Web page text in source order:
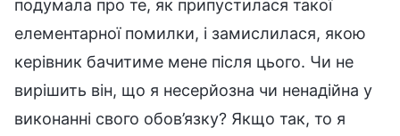
подумала про те, як припустилася такої
елементарної помилки, і замислилася, якою
керівник бачитиме мене після цього. Чи не
вирішить він, що я несерйозна чи ненадійна у
виконанні свого обов’язку? Якщо так, то я